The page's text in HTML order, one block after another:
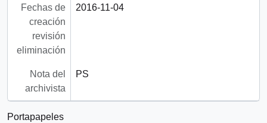
Fechas de
creación
revisión
eliminación
2016-11-04
Nota del
archivista
PS
Portapapeles